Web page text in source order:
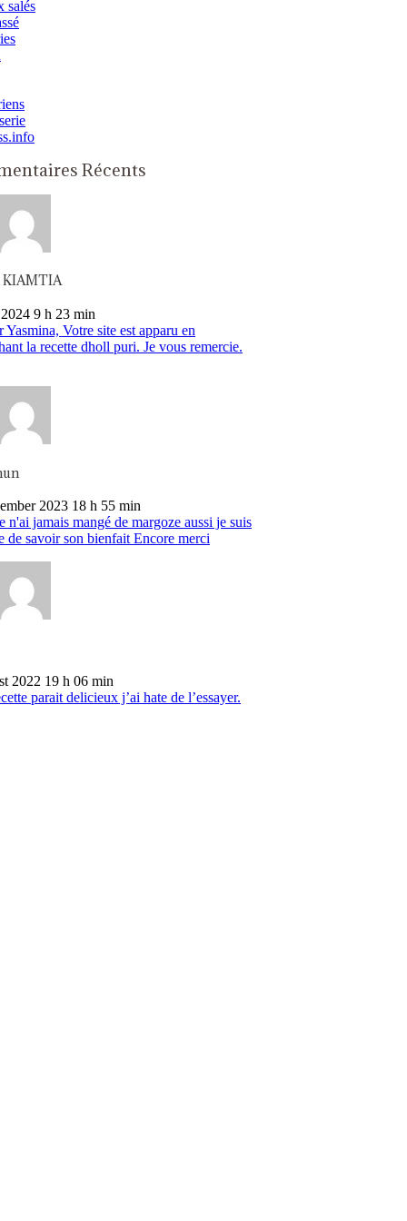
salés
Récents
KIAMTIA
9 h 23 min
Yasmina, Votre site est apparu en
la recette dholl puri. Je vous remercie.
2023 18 h 55 min
n'ai jamais mangé de margoze aussi je suis
de savoir son bienfait Encore merci
2022 19 h 06 min
parait delicieux j’ai hate de l’essayer.